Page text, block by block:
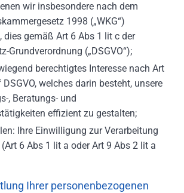
wir insbesondere nach dem
1998 („WKG“)
dies gemäß Art 6 Abs 1 lit c der
Grundverordnung („DSGVO“);
berechtigtes Interesse nach Art
welches darin besteht, unsere
, Beratungs- und
effizient zu gestalten;
Ihre Einwilligung zur Verarbeitung
(Art 6 Abs 1 lit a oder Art 9 Abs 2 lit a
Ihrer personenbezogenen